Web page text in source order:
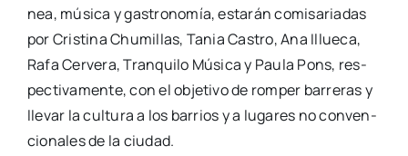
nea, músi­ca y gas­tro­no­mía, esta­rán comi­sa­ria­das
por Cris­ti­na Chu­mi­llas, Tania Cas­tro, Ana Illue­ca,
Rafa Cer­ve­ra, Tran­qui­lo Músi­ca y Pau­la Pons, res­
pec­ti­va­men­te, con el obje­ti­vo de rom­per barre­ras y
lle­var la cul­tu­ra a los barrios y a luga­res no con­ven­
cio­na­les de la ciu­dad.